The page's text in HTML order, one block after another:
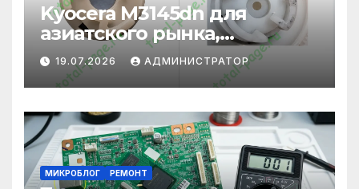
Kyocera M3145dn для
азиатского рынка,
адаптация под
европейские картриджи
19.07.2026 АДМИНИСТРАТОР
МИКРОБЛОГ РЕМОНТ